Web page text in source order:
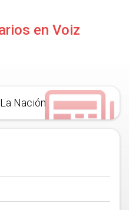
en Voiz
Nación